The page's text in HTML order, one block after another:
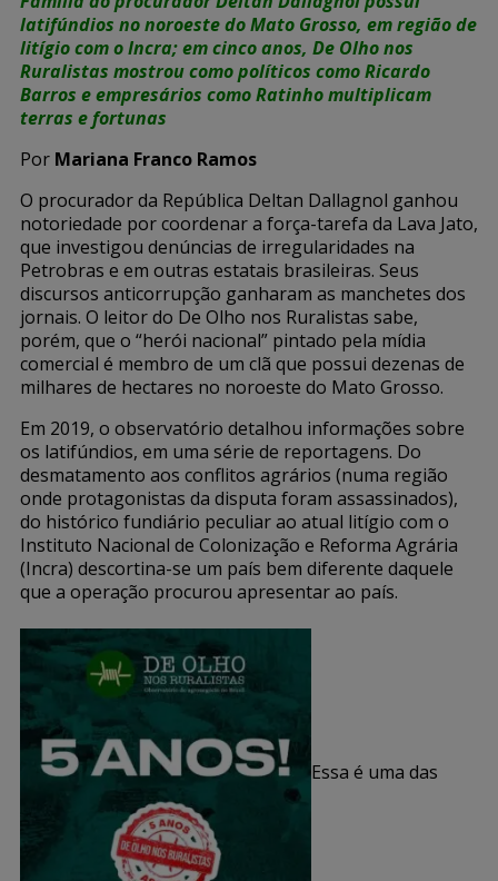
latifúndios no noroeste do Mato Grosso, em região de
litígio com o Incra; em cinco anos, De Olho nos
Ruralistas mostrou como políticos como Ricardo
Barros e empresários como Ratinho multiplicam
terras e fortunas
Por Mariana Franco Ramos
O procurador da República Deltan Dallagnol ganhou
notoriedade por coordenar a força-tarefa da Lava Jato,
que investigou denúncias de irregularidades na
Petrobras e em outras estatais brasileiras. Seus
discursos anticorrupção ganharam as manchetes dos
jornais. O leitor do De Olho nos Ruralistas sabe,
porém, que o “herói nacional” pintado pela mídia
comercial é membro de um clã que possui dezenas de
milhares de hectares no noroeste do Mato Grosso.
Em 2019, o observatório detalhou informações sobre
os latifúndios, em uma série de reportagens. Do
desmatamento aos conflitos agrários (numa região
onde protagonistas da disputa foram assassinados),
do histórico fundiário peculiar ao atual litígio com o
Instituto Nacional de Colonização e Reforma Agrária
(Incra) descortina-se um país bem diferente daquele
que a operação procurou apresentar ao país.
Essa é uma das